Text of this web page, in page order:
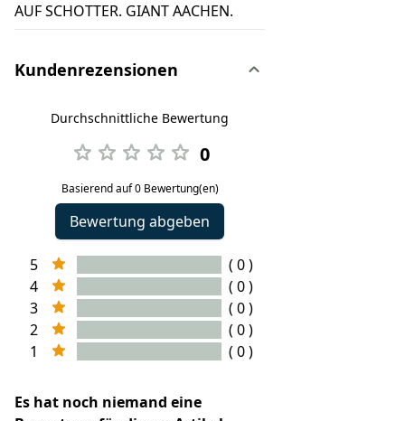
AUF SCHOTTER. GIANT AACHEN.
Kundenrezensionen
Durchschnittliche Bewertung
0
Basierend auf 0 Bewertung(en)
Bewertung abgeben
5
( 0 )
4
( 0 )
3
( 0 )
2
( 0 )
1
( 0 )
Es hat noch niemand eine